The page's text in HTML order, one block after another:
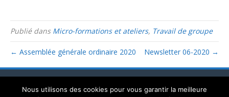
Publié dans Micro-formations et ateliers, Travail de groupe
← Assemblée générale ordinaire 2020 Newsletter 06-2020 →
Nous utilisons des cookies pour vous garantir la meilleure